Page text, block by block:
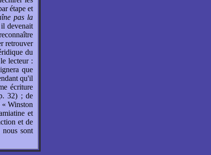
étape et
pas la
devenait
retrouver
du
lecteur :
que
qu'il
écriture
32) ; de
Winston
et
et de
nous sont